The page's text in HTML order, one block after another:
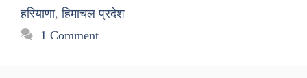
हरियाणा,हिमाचल प्रदेश
1 Comment